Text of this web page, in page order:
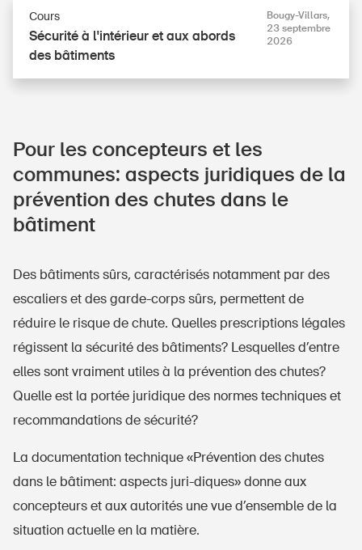
Cours
Sécurité à l'intérieur et aux abords
des bâtiments
Bougy-Vil­lars,
23 septembre
2026
Pour les concepteurs et les
communes: aspects juridiques de la
prévention des chutes dans le
bâtiment
Des bâtiments sûrs, caractérisés notamment par des
escaliers et des garde-corps sûrs, permettent de
réduire le risque de chute. Quelles prescriptions légales
régissent la sécurité des bâtiments? Lesquelles d’entre
elles sont vraiment utiles à la prévention des chutes?
Quelle est la portée juridique des normes techniques et
recommandations de sécurité?
La documentation technique «Prévention des chutes
dans le bâtiment: aspects juri-diques» donne aux
concepteurs et aux autorités une vue d’ensemble de la
situation actuelle en la matière.